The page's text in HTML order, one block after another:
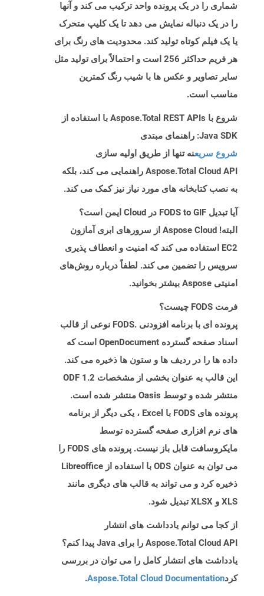
شماری را در یک پرونده واحد ترکیب می کند و آنها
را در یک دنباله نمایش می دهد تا یک کلیپ متحرک
یا یک فیلم کوتاه تولید کند. محدودیت های رنگ برای
هر فریم حداکثر 256 است و احتمالاً برای تولید مثل
سایر تصاویر و عکس ها با شیب رنگ کمترین
مناسب است.
شروع با Aspose.Total REST APIs با استفاده از
Java SDK: راهنمای مبتدی
شروع سریعنه تنها از طریق اولیه سازی
Aspose.Total Cloud API راهنمایی می کند، بلکه
به نصب کتابخانه های مورد نیاز نیز کمک می کند.
آیا تبدیل FODS to GIF در Cloud ایمن است؟
البته! Aspose Cloud از سرورهای ابری آمازون
EC2 استفاده می کند که امنیت و انعطاف پذیری
سرویس را تضمین می کند. لطفاً درباره روش‌های
امنیتی Aspose بیشتر بخوانید.
فرمت FODS چیست؟
پرونده ای با برنامه افزودنی .FODS نوعی از قالب
اسناد صفحه گسترده OpenDocument است که
داده ها را در ردیف ها و ستون ها ذخیره می کند.
این قالب به عنوان بخشی از مشخصات ODF 1.2
منتشر شده و توسط Oasis منتشر شده است.
پرونده های FODS با Excel ، یکی دیگر از برنامه
های نرم افزاری صفحه گسترده توسط
مایکروسافت قابل باز نیست. پرونده های FODS را
می توان به عنوان ODS با استفاده از Libreoffice
ذخیره کرد و می تواند به قالب های دیگری مانند
XLS و XLSX تبدیل شود.
از کجا می توانم یادداشت های انتشار
Aspose.Total Cloud API را برای Java پیدا کنم؟
یادداشت های انتشار کامل را می توان در بررسی
کردAspose.Total Cloud Documentation
.